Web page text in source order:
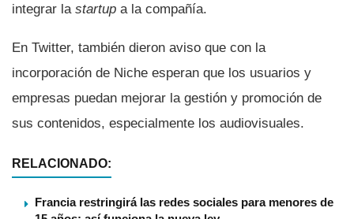
integrar la startup a la compañí­a.
En Twitter, también dieron aviso que con la
incorporación de Niche esperan que los usuarios y
empresas puedan mejorar la gestión y promoción de
sus contenidos, especialmente los audiovisuales.
RELACIONADO:
Francia restringirá las redes sociales para menores de